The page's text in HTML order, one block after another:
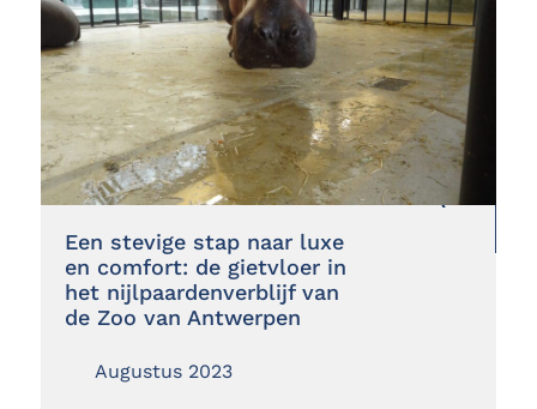
Een stevige stap naar luxe
en comfort: de gietvloer in
het nijlpaardenverblijf van
de Zoo van Antwerpen
Augustus 2023